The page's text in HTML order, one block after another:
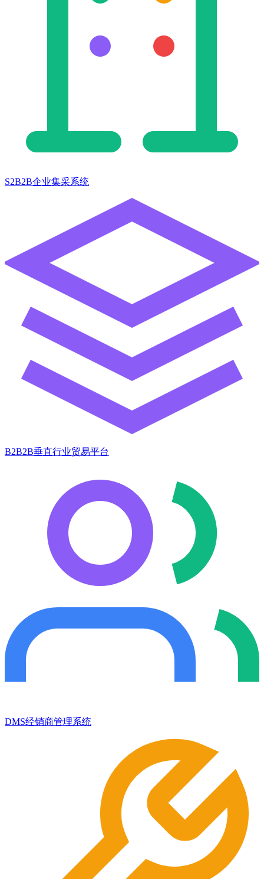
S2B2B企业集采系统
B2B2B垂直行业贸易平台
DMS经销商管理系统